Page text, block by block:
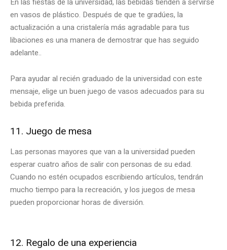
en vasos de plástico. Después de que te gradúes, la
actualización a una cristalería más agradable para tus
libaciones es una manera de demostrar que has seguido
adelante..
Para ayudar al recién graduado de la universidad con este
mensaje, elige un buen juego de vasos adecuados para su
bebida preferida.
11. Juego de mesa
Las personas mayores que van a la universidad pueden
esperar cuatro años de salir con personas de su edad.
Cuando no estén ocupados escribiendo artículos, tendrán
mucho tiempo para la recreación, y los juegos de mesa
pueden proporcionar horas de diversión.
12. Regalo de una experiencia